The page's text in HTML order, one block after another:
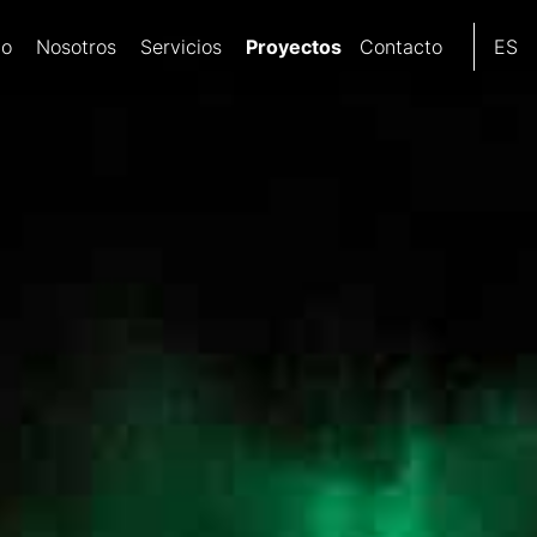
Nosotros Servicios
Contacto
ES